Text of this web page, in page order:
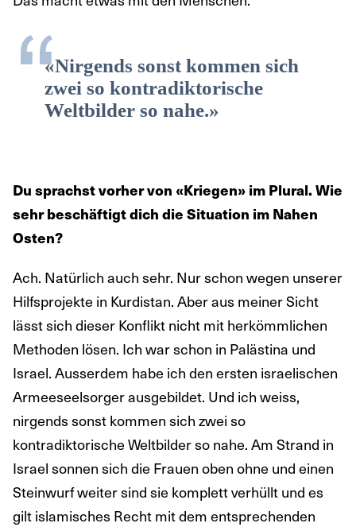
«Nirgends sonst kommen sich
zwei so kontradiktorische
Weltbilder so nahe.»
Du sprachst vorher von «Kriegen» im Plural. Wie
sehr beschäftigt dich die Situation im Nahen
Osten?
Ach. Natürlich auch sehr. Nur schon wegen unserer
Hilfsprojekte in Kurdistan. Aber aus meiner Sicht
lässt sich dieser Konflikt nicht mit herkömmlichen
Methoden lösen. Ich war schon in Palästina und
Israel. Ausserdem habe ich den ersten israelischen
Armeeseelsorger ausgebildet. Und ich weiss,
nirgends sonst kommen sich zwei so
kontradiktorische Weltbilder so nahe. Am Strand in
Israel sonnen sich die Frauen oben ohne und einen
Steinwurf weiter sind sie komplett verhüllt und es
gilt islamisches Recht mit dem entsprechenden